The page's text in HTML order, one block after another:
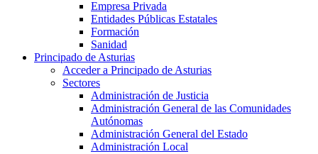
Empresa Privada
Entidades Públicas Estatales
Formación
Sanidad
Principado de Asturias
Acceder a Principado de Asturias
Sectores
Administración de Justicia
Administración General de las Comunidades
Autónomas
Administración General del Estado
Administración Local